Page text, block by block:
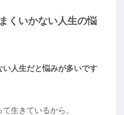
くいかない人生の悩
い人生だと悩みが多いです
生きているから。